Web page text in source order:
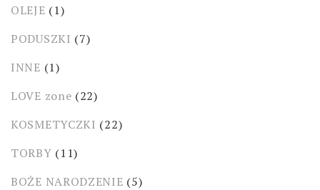
OLEJE (1)
PODUSZKI (7)
INNE (1)
LOVE zone (22)
KOSMETYCZKI (22)
TORBY (11)
BOŻE NARODZENIE (5)